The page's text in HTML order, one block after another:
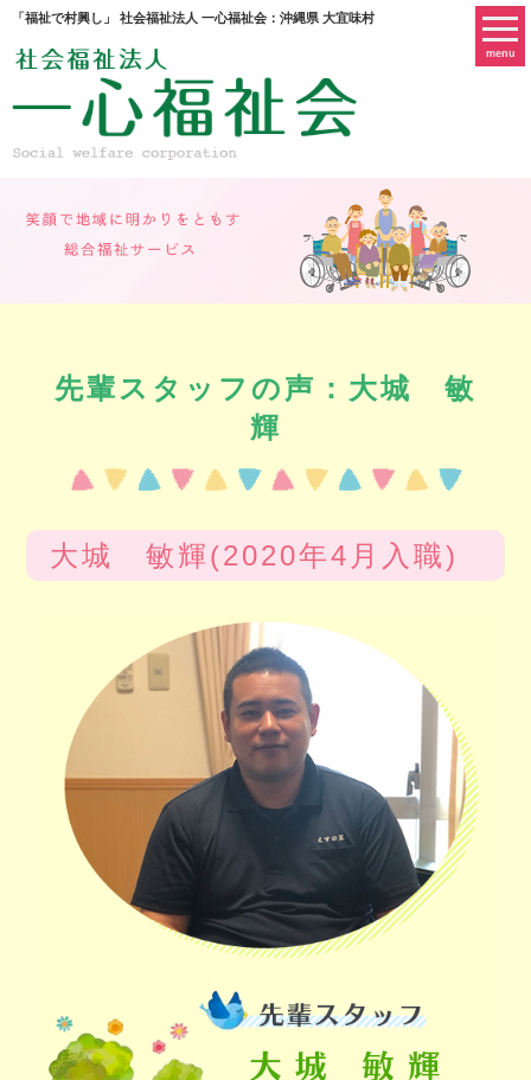
「福祉で村興し」 社会福祉法人 一心福祉会：沖縄県 大宜味村
menu
先輩スタッフの声：大城 敏
輝
大城 敏輝(2020年4月入職)